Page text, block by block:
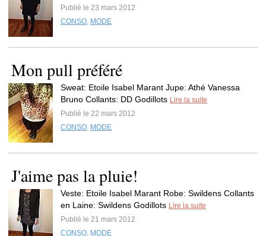
Publié le 23 mars 2012
CONSO, MODE
Mon pull préféré
Sweat: Etoile Isabel Marant Jupe: Athé Vanessa
Bruno Collants: DD Godillots Lire la suite
Publié le 22 mars 2012
CONSO, MODE
J'aime pas la pluie!
Veste: Etoile Isabel Marant Robe: Swildens Collants
en Laine: Swildens Godillots Lire la suite
Publié le 21 mars 2012
CONSO, MODE